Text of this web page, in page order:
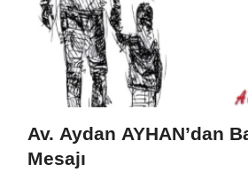
Av. Aydan AYHAN’dan
Mesajı